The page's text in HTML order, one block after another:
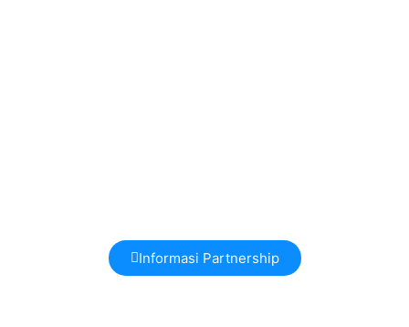
Informasi Partnership